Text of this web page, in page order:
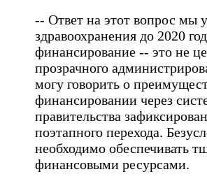
-- Ответ на этот вопрос мы
здравоохранения до 2020
финансирование -- это не
прозрачного
могу говорить о
финансировании через
правительства
поэтапного перехода.
необходимо обеспечивать
финансовыми ресурсами.